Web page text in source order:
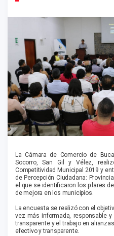
La Cámara de Comercio de
Socorro, San Gil y Vélez,
Competitividad Municipal 2019 y
de Percepción Ciudadana:
el que se identificaron los pilares
de mejora en los municipios.
La encuesta se realizó con el
vez más informada, responsable
transparente y el trabajo en
efectivo y transparente.